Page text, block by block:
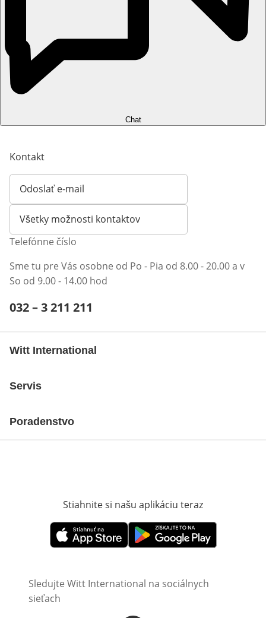
Chat
Kontakt
Odoslať e-mail
Otvorí e-mailového klienta
Všetky možnosti kontaktov
Telefónne číslo
Sme tu pre Vás osobne od Po - Pia od 8.00 - 20.00 a v
So od 9.00 - 14.00 hod
Telefónne číslo:
032 – 3 211 211
Witt International
Servis
Poradenstvo
Stiahnite si našu aplikáciu teraz
Otvorí sa vnovom okneOtvorí sa vnovom okne
Sledujte Witt International na sociálnych
sieťach